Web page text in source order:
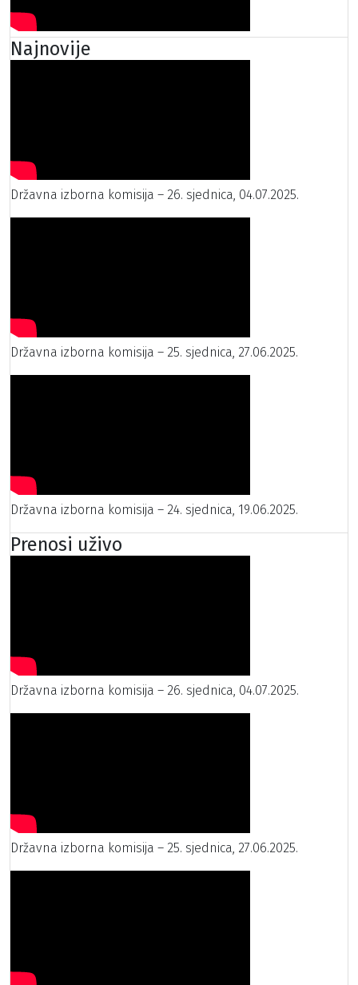
Najnovije
Državna izborna komisija – 26. sjednica, 04.07.2025.
Državna izborna komisija – 25. sjednica, 27.06.2025.
Državna izborna komisija – 24. sjednica, 19.06.2025.
Prenosi uživo
Državna izborna komisija – 26. sjednica, 04.07.2025.
Državna izborna komisija – 25. sjednica, 27.06.2025.